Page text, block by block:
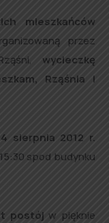
mieszkańców
przez
wycieczkę
Rząśnia i
sierpnia 2012 r.
spod budynku
postój w pięknie